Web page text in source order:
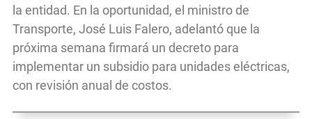
la entidad. En la oportunidad, el ministro de
Transporte, José Luis Falero, adelantó que la
próxima semana firmará un decreto para
implementar un subsidio para unidades eléctricas,
con revisión anual de costos.